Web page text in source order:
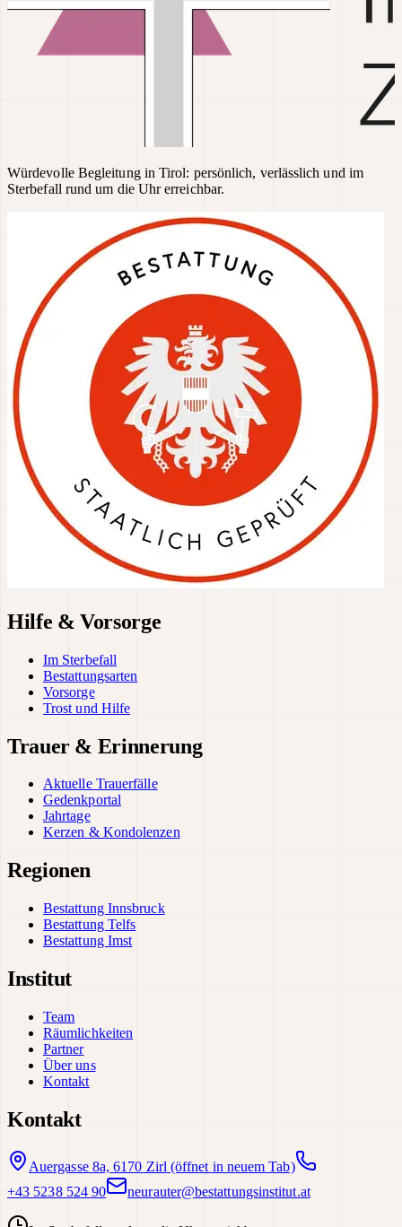
Würdevolle Begleitung in Tirol: persönlich, verlässlich und im
Sterbefall rund um die Uhr erreichbar.
Hilfe & Vorsorge
Im Sterbefall
Bestattungsarten
Vorsorge
Trost und Hilfe
Trauer & Erinnerung
Aktuelle Trauerfälle
Gedenkportal
Jahrtage
Kerzen & Kondolenzen
Regionen
Bestattung Innsbruck
Bestattung Telfs
Bestattung Imst
Institut
Team
Räumlichkeiten
Partner
Über uns
Kontakt
Kontakt
Auergasse 8a, 6170 Zirl (öffnet in neuem Tab)
+43 5238 524 90
neurauter@bestattungsinstitut.at